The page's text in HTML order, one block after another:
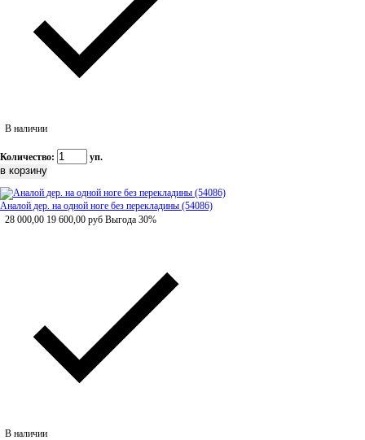
В наличии
Количество: уп.
Аналой дер. на одной ноге без перекладины (54086)
28 000,00 19 600,00 руб Выгода 30%
В наличии